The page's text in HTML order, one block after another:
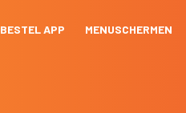
BESTEL APP MENUSCHERMEN